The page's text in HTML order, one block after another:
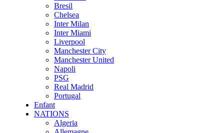
Bresil
Chelsea
Inter Milan
Inter Miami
Liverpool
Manchester City
Manchester United
Napoli
PSG
Real Madrid
Portugal
Enfant
NATIONS
Algeria